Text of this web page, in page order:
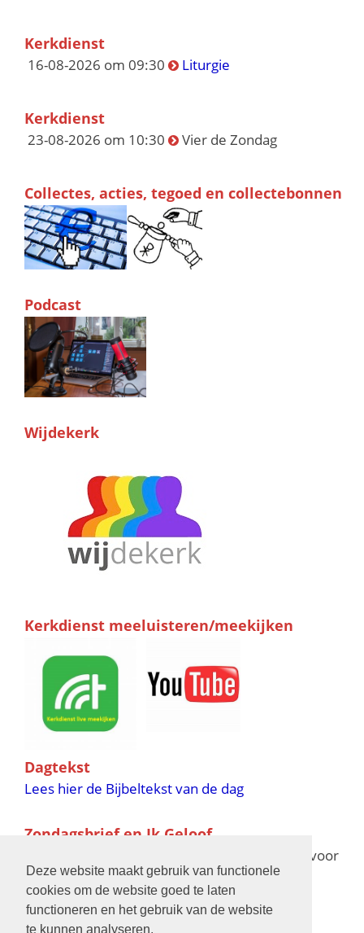
Deze website maakt gebruik van functionele
cookies om de website goed te laten
functioneren en het gebruik van de website
te kunnen analyseren.
Kerkdienst
16-08-2026 om 09:30 Liturgie
Kerkdienst
23-08-2026 om 10:30 Vier de Zondag
Collectes, acties, tegoed en collectebonnen
Podcast
Wijdekerk
Kerkdienst meeluisteren/meekijken
Dagtekst
Lees hier de Bijbeltekst van de dag
Zondagsbrief en Ik Geloof
voor
de verschijningsdata in 2025 en 2026
Bijbelschool